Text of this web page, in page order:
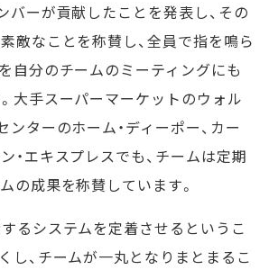
バーが貢献したことを発表し、その
敵なことを称賛し、全員で指を鳴ら
自分のチームのミーティングにも
大手スーパーマーケットのウォル
ンターのホーム・ディーポー、カー
・エキスプレスでも、チームは定期
の成果を称賛しています。
るシステムを定着させるというこ
し、チームが一丸となりまとまるこ